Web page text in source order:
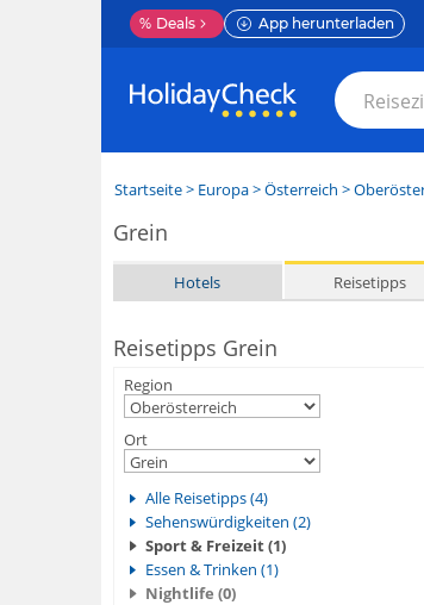
% Deals App herunterladen
Startseite> Europa>Österreich >
Grein
Hotels Reisetipps
Reisetipps Grein
Region
Ort
Alle Reisetipps (4)
Sehenswürdigkeiten (2)
Sport & Freizeit (1)
Essen & Trinken (1)
Nightlife (0)